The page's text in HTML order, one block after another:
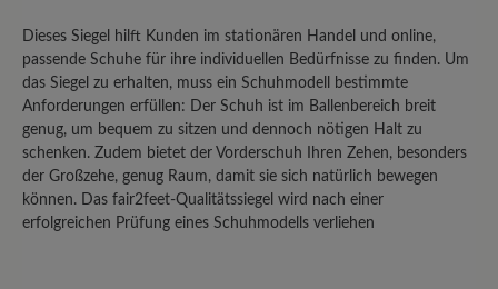
gesucht habe. Glücklich bin ich damit
jedoch nicht. Die Sohle hat kein
Abrollverhalten, das Innenteil besteht
aus nicht atmungsaktivem Material, das
schon nach einmaligem Tragen
unangenehm riecht. Die Schuhe sind
klobig und nach 1 stündigem
Spaziergang hatte ich sehr gestresste
Dieses Siegel hilft Kunden im stationären Handel und online,
passende Schuhe für ihre individuellen Bedürfnisse zu finden. Um
das Siegel zu erhalten, muss ein Schuhmodell bestimmte
Anforderungen erfüllen: Der Schuh ist im Ballenbereich breit
genug, um bequem zu sitzen und dennoch nötigen Halt zu
schenken. Zudem bietet der Vorderschuh Ihren Zehen, besonders
der Großzehe, genug Raum, damit sie sich natürlich bewegen
können. Das fair2feet-Qualitätssiegel wird nach einer
erfolgreichen Prüfung eines Schuhmodells verliehen